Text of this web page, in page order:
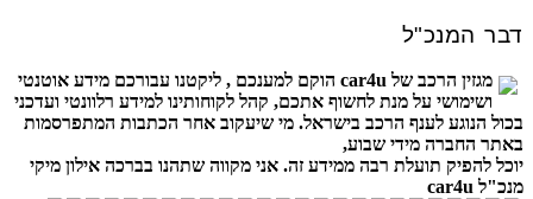
דבר המנכ"ל
מגזין הרכב של car4u הוקם למענכם , ליקטנו עבורכם מידע אוטנטי
ושימושי על מנת לחשוף אתכם, קהל לקוחותינו למידע רלוונטי ועדכני
בכול הנוגע לענף הרכב בישראל. מי שיעקוב אחר הכתבות המתפרסמות
באתר החברה מידי שבוע,
יוכל להפיק תועלת רבה ממידע זה. אני מקווה שתהנו בברכה אילון מיקי
מנכ"ל car4u